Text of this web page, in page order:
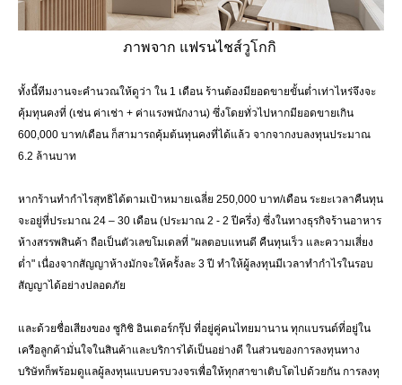
ภาพจาก แฟรนไชส์วูโกกิ
ทั้งนี้ทีมงานจะคำนวณให้ดูว่า ใน 1 เดือน ร้านต้องมียอดขายขั้นต่ำเท่าไหร่จึงจะ
คุ้มทุนคงที่ (เช่น ค่าเช่า + ค่าแรงพนักงาน) ซึ่งโดยทั่วไปหากมียอดขายเกิน
600,000 บาท/เดือน ก็สามารถคุ้มต้นทุนคงที่ได้แล้ว จากจากงบลงทุนประมาณ
6.2 ล้านบาท
หากร้านทำกำไรสุทธิได้ตามเป้าหมายเฉลี่ย 250,000 บาท/เดือน ระยะเวลาคืนทุน
จะอยู่ที่ประมาณ 24 – 30 เดือน (ประมาณ 2 - 2 ปีครึ่ง) ซึ่งในทางธุรกิจร้านอาหาร
ห้างสรรพสินค้า ถือเป็นตัวเลขโมเดลที่ "ผลตอบแทนดี คืนทุนเร็ว และความเสี่ยง
ต่ำ" เนื่องจากสัญญาห้างมักจะให้ครั้งละ 3 ปี ทำให้ผู้ลงทุนมีเวลาทำกำไรในรอบ
สัญญาได้อย่างปลอดภัย
และด้วยชื่อเสียงของ ซูกิชิ อินเตอร์กรุ๊ป ที่อยู่คู่คนไทยมานาน ทุกแบรนด์ที่อยู่ใน
เครือลูกค้ามั่นใจในสินค้าและบริการได้เป็นอย่างดี ในส่วนของการลงทุนทาง
บริษัทก็พร้อมดูแลผู้ลงทุนแบบครบวงจรเพื่อให้ทุกสาขาเติบโตไปด้วยกัน การลงทุ